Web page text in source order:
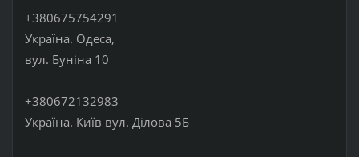
+380675754291
Україна. Одеса,
вул. Буніна 10
+380672132983
Україна. Київ вул. Ділова 5Б